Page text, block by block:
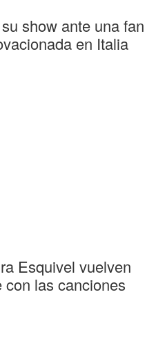
show ante una fan
en Italia
Esquivel vuelven
las canciones